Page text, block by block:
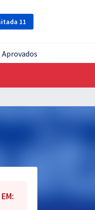
11
Aprovados